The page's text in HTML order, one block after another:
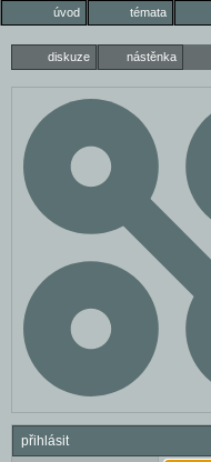
úvod témata
diskuze nástěnka
přihlásit